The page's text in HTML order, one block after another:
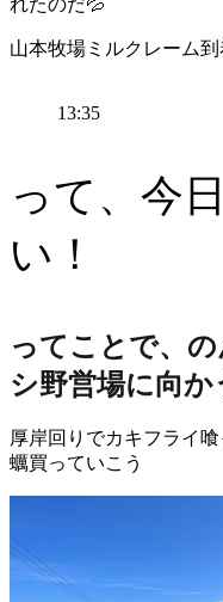
山本牧場ミルクレーム到
13:35
って、今
い！
ってことで、
シ野営場に向か
厚岸回りでカキフライ
蠣買っていこう